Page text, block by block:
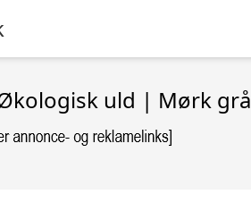
uld | Mørk grå